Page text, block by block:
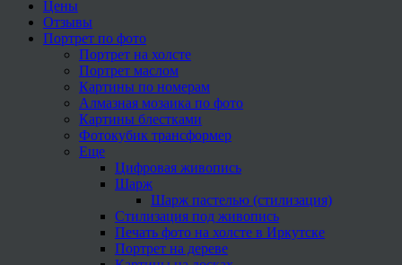
Цены
Отзывы
Портрет по фото
Портрет на холсте
Портрет маслом
Картины по номерам
Алмазная мозаика по фото
Картины блестками
Фотокубик трансформер
Еще
Цифровая живопись
Шарж
Шарж пастелью (стилизация)
Стилизация под живопись
Печать фото на холсте в Иркутске
Портрет на дереве